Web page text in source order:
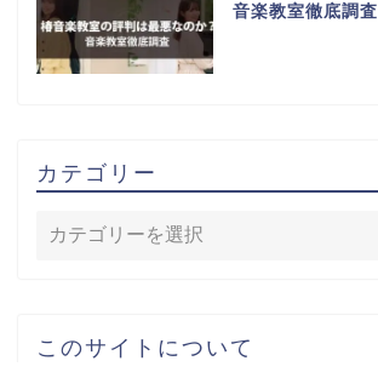
音楽教室徹底調査
カテゴリー
このサイトについて